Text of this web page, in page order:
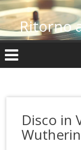
Vai
al
contenutoRitorno
Disco in